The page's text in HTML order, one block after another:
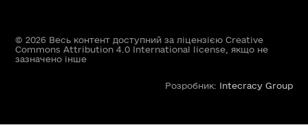
© 2026 Весь контент доступний за ліцензією Creative
Commons Attribution 4.0 International license, якщо не
зазначено інше
Розробник: Intecracy Group